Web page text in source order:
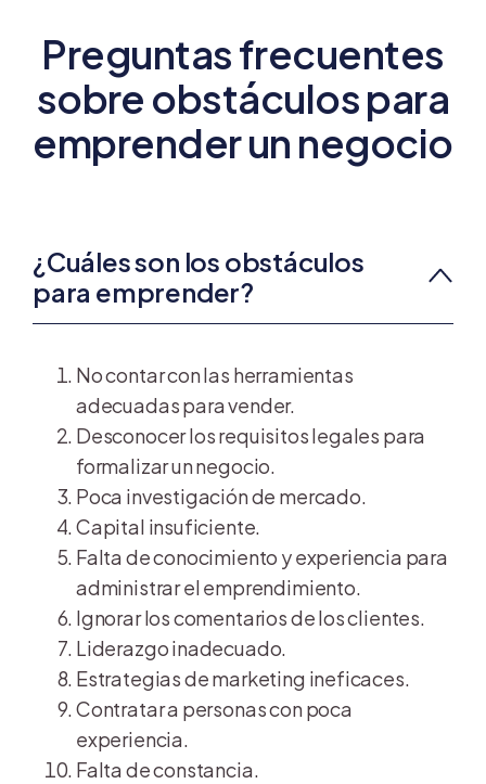
Preguntas frecuentes
sobre obstáculos para
emprender un negocio
¿Cuáles son los obstáculos
para emprender?
No contar con las herramientas
adecuadas para vender.
Desconocer los requisitos legales para
formalizar un negocio.
Poca investigación de mercado.
Capital insuficiente.
Falta de conocimiento y experiencia para
administrar el emprendimiento.
Ignorar los comentarios de los clientes.
Liderazgo inadecuado.
Estrategias de marketing ineficaces.
Contratar a personas con poca
experiencia.
Falta de constancia.